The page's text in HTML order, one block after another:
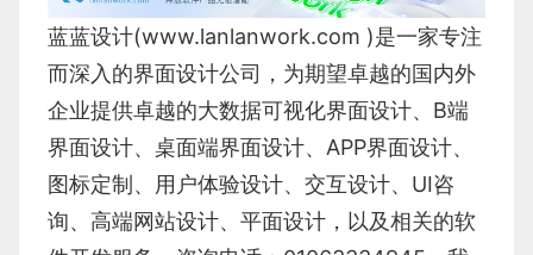
蓝蓝设计(www.lanlanwork.com )是一家专注
而深入的界面设计公司，为期望卓越的国内外
企业提供卓越的大数据可视化界面设计、 B端
界面设计、 桌面端界面设计、 APP界面设计、
图标定制 、 用户体验设计、 交互设计、 UI咨
询、 高端网站设计、 平面设计 ，以及相关的软